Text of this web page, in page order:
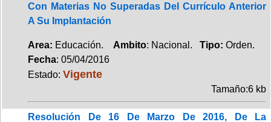
Con Materias No Superadas Del Currículo Anterior
A Su Implantación
Area: Educación. Ambito: Nacional. Tipo: Orden.
Fecha: 05/04/2016
Estado: Vigente
Tamaño:6 kb
Resolución De 16 De Marzo De 2016, De La